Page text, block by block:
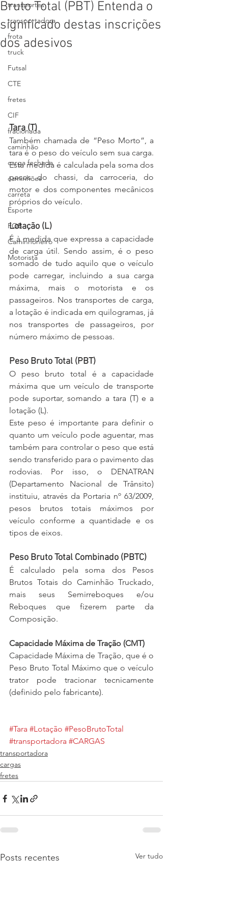
transportes
transportadora
frota
truck
Futsal
CTE
fretes
CIF
fracionada
caminhão
carga fechada
caminhões
carreta
Esporte
FOB
Caminhoneiro
Motorista
Bruto Total (PBT) Entenda o
significado destas inscrições
dos adesivos
Tara (T)
Também chamada de “Peso Morto”, a
tara é o peso do veículo sem sua carga.
Esta medida é calculada pela soma dos
pesos do chassi, da carroceria, do
motor e dos componentes mecânicos
próprios do veículo.
Lotação (L)
É à medida que expressa a capacidade
de carga útil. Sendo assim, é o peso
somado de tudo aquilo que o veículo
pode carregar, incluindo a sua carga
máxima, mais o motorista e os
passageiros. Nos transportes de carga,
a lotação é indicada em quilogramas, já
nos transportes de passageiros, por
número máximo de pessoas.
Peso Bruto Total (PBT)
O peso bruto total é a capacidade
máxima que um veículo de transporte
pode suportar, somando a tara (T) e a
lotação (L).
Este peso é importante para definir o
quanto um veículo pode aguentar, mas
também para controlar o peso que está
sendo transferido para o pavimento das
rodovias. Por isso, o DENATRAN
(Departamento Nacional de Trânsito)
instituiu, através da Portaria nº 63/2009,
pesos brutos totais máximos por
veículo conforme a quantidade e os
tipos de eixos.
Peso Bruto Total Combinado (PBTC)
É calculado pela soma dos Pesos
Brutos Totais do Caminhão Truckado,
mais seus Semirreboques e/ou
Reboques que fizerem parte da
Composição.
Capacidade Máxima de Tração (CMT)
Capacidade Máxima de Tração, que é o
Peso Bruto Total Máximo que o veículo
trator pode tracionar tecnicamente
(definido pelo fabricante).
#Tara #Lotação #PesoBrutoTotal
#transportadora #CARGAS
transportadora
cargas
fretes
Posts recentes Ver tudo